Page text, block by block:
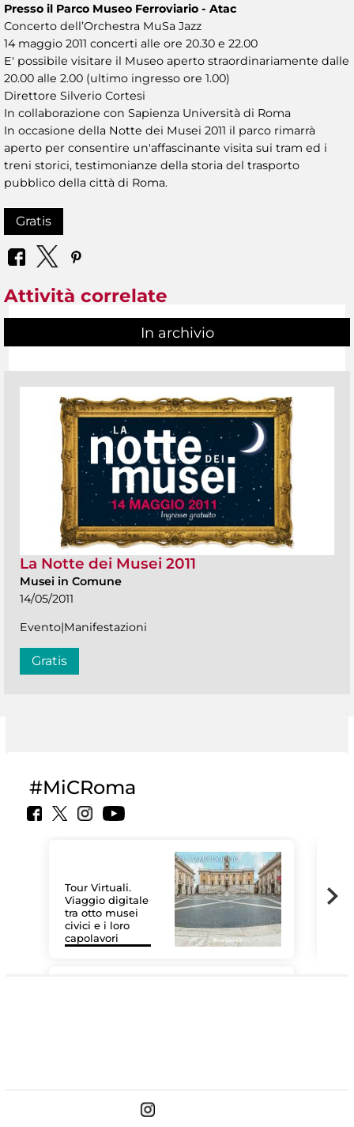
Presso il Parco Museo Ferroviario - Atac
Concerto dell’Orchestra MuSa Jazz
14 maggio 2011 concerti alle ore 20.30 e 22.00
E' possibile visitare il Museo aperto straordinariamente dalle
20.00 alle 2.00 (ultimo ingresso ore 1.00)
Direttore Silverio Cortesi
In collaborazione con Sapienza Università di Roma
In occasione della Notte dei Musei 2011 il parco rimarrà
aperto per consentire un'affascinante visita sui tram ed i
treni storici, testimonianze della storia del trasporto
pubblico della città di Roma.
Gratis
Attività correlate
In archivio
La Notte dei Musei 2011
Musei in Comune
14/05/2011
Evento|Manifestazioni
Gratis
#MiCRoma
Tour Virtuali.
Viaggio digitale
tra otto musei
civici e i loro
capolavori